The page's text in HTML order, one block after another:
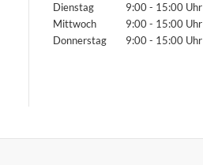
Dienstag
Mittwoch
Donnerstag
9:00 - 15:00 Uhr
9:00 - 15:00 Uhr
9:00 - 15:00 Uhr